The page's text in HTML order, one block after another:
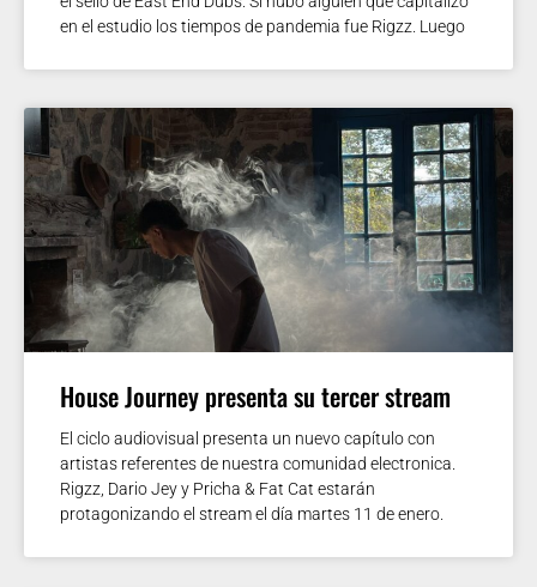
en el estudio los tiempos de pandemia fue Rigzz. Luego
House Journey presenta su tercer stream
El ciclo audiovisual presenta un nuevo capítulo con
artistas referentes de nuestra comunidad electronica.
Rigzz, Dario Jey y Pricha & Fat Cat estarán
protagonizando el stream el día martes 11 de enero.